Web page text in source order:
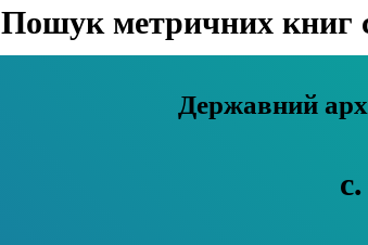
Пошук метричних книг